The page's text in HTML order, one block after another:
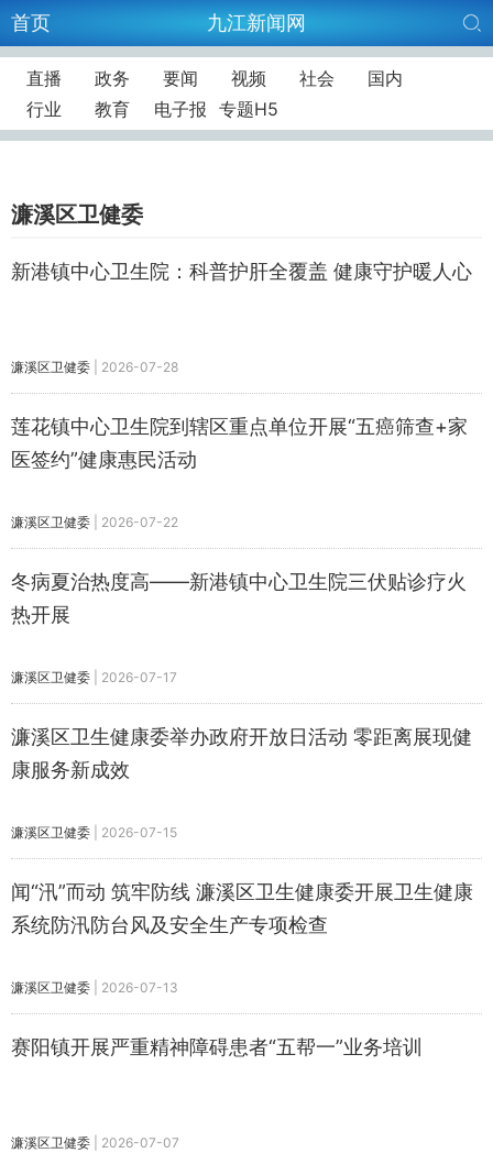
首页 九江新闻网
直播 政务 要闻 视频 社会
国内
行业
教育 电子报 专题H5
濂溪区卫健委
新港镇中心卫生院：科普护肝全覆盖 健康守护暖人心
濂溪区卫健委 2026-07-28
莲花镇中心卫生院到辖区重点单位开展“五癌筛查+家
医签约”健康惠民活动
濂溪区卫健委 2026-07-22
冬病夏治热度高——新港镇中心卫生院三伏贴诊疗火
热开展
濂溪区卫健委 2026-07-17
濂溪区卫生健康委举办政府开放日活动 零距离展现健
康服务新成效
濂溪区卫健委 2026-07-15
闻“汛”而动 筑牢防线 濂溪区卫生健康委开展卫生健康
系统防汛防台风及安全生产专项检查
濂溪区卫健委 2026-07-13
赛阳镇开展严重精神障碍患者“五帮一”业务培训
濂溪区卫健委 2026-07-07